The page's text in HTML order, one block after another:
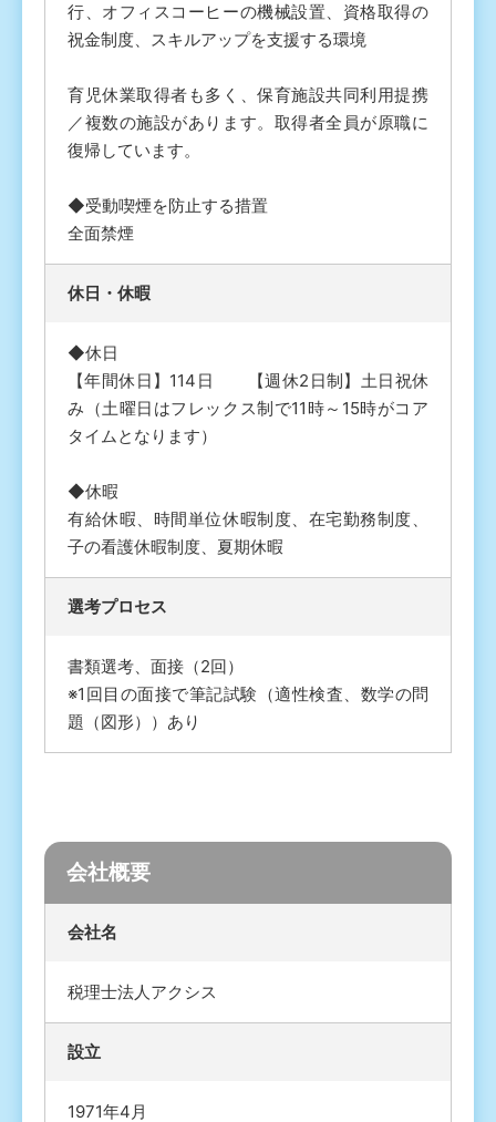
行、オフィスコーヒーの機械設置、資格取得の
祝金制度、スキルアップを支援する環境
育児休業取得者も多く、保育施設共同利用提携
／複数の施設があります。取得者全員が原職に
復帰しています。
◆受動喫煙を防止する措置
全面禁煙
休⽇・休暇
◆休日
【年間休日】114日 【週休2日制】土日祝休
み（土曜日はフレックス制で11時～15時がコア
タイムとなります）
◆休暇
有給休暇、時間単位休暇制度、在宅勤務制度、
子の看護休暇制度、夏期休暇
選考プロセス
書類選考、面接（2回）
※1回目の面接で筆記試験（適性検査、数学の問
題（図形））あり
会社概要
会社名
税理士法人アクシス
設立
1971年4月